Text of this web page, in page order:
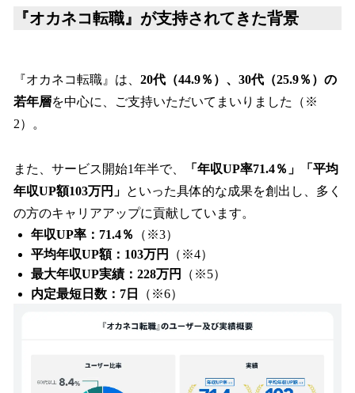
『オカネコ転職』が支持されてきた背景
『オカネコ転職』は、 20代（44.9％）、30代（25.9％）の
若年層を中心に、ご支持いただいてまいりました（※
2）。
また、サービス開始1年半で、
「年収UP率71.4％」「平均
年収UP額103万円」 といった具体的な成果を創出し、多く
の方のキャリアアップに貢献しています。
年収UP率：71.4％
（※3）
平均年収UP額：103万円
（※4）
最大年収UP実績：228万円
（※5）
内定最短日数：7日
（※6）